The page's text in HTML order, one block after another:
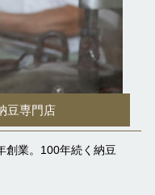
豆専門店
創業。100年続く納豆